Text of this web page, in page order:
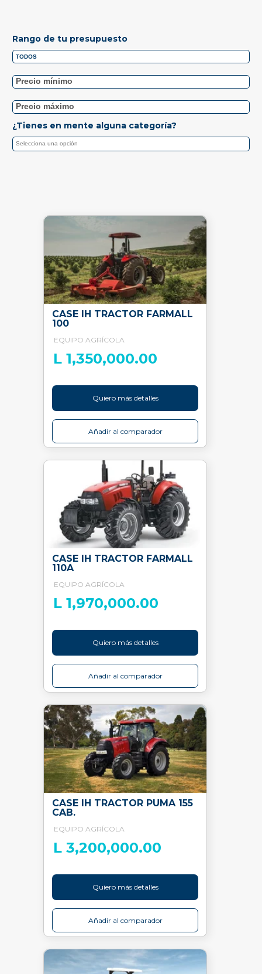
Rango de tu presupuesto
¿Tienes en mente alguna categoría?
CASE IH TRACTOR FARMALL
100
EQUIPO AGRÍCOLA
L 1,350,000.00
Quiero más detalles
Añadir al comparador
CASE IH TRACTOR FARMALL
110A
EQUIPO AGRÍCOLA
L 1,970,000.00
Quiero más detalles
Añadir al comparador
CASE IH TRACTOR PUMA 155
CAB.
EQUIPO AGRÍCOLA
L 3,200,000.00
Quiero más detalles
Añadir al comparador